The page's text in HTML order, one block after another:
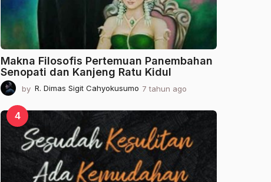
o
Makna Filosofis Pertemuan Panembahan
Senopati dan Kanjeng Ratu Kidul
by R. Dimas Sigit Cahyokusumo 7 tahun ago
a
h
n
a
o
4